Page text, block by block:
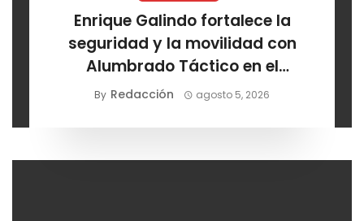
Enrique Galindo fortalece la
seguridad y la movilidad con
Alumbrado Táctico en el
Corredor Lomas
By Redacción agosto 5, 2026